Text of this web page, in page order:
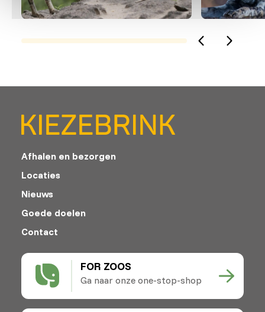
FOR ZOOS
Ga naar onze one-stop-shop
Afhalen en bezorgen
Locaties
Nieuws
Goede doelen
Contact